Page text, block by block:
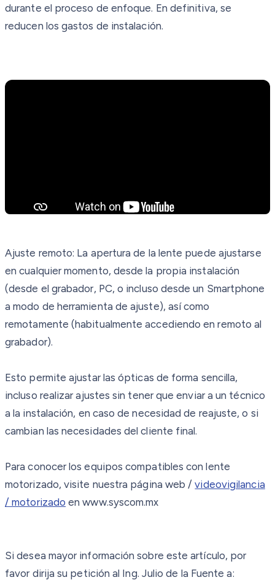
durante el proceso de enfoque. En definitiva, se
reducen los gastos de instalación.
Ajuste remoto: La apertura de la lente puede ajustarse
en cualquier momento, desde la propia instalación
(desde el grabador, PC, o incluso desde un Smartphone
a modo de herramienta de ajuste), así como
remotamente (habitualmente accediendo en remoto al
grabador).
Esto permite ajustar las ópticas de forma sencilla,
incluso realizar ajustes sin tener que enviar a un técnico
a la instalación, en caso de necesidad de reajuste, o si
cambian las necesidades del cliente final.
Para conocer los equipos compatibles con lente
motorizado, visite nuestra página web /videovigilancia
/ motorizado en www.syscom.mx
Si desea mayor información sobre este artículo, por
favor dirija su petición al Ing. Julio de la Fuente a: